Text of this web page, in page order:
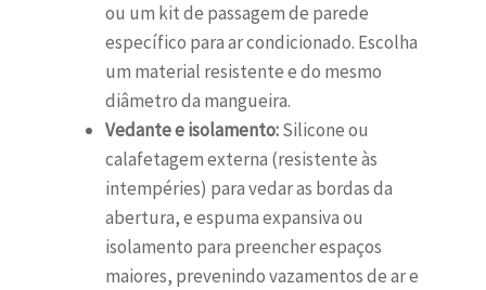
ou um kit de passagem de parede
específico para ar condicionado. Escolha
um material resistente e do mesmo
diâmetro da mangueira.
Vedante e isolamento:Silicone ou
calafetagem externa (resistente às
intempéries) para vedar as bordas da
abertura, e espuma expansiva ou
isolamento para preencher espaços
maiores, prevenindo vazamentos de ar e